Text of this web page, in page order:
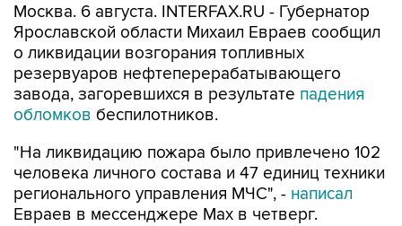
Москва. 6 августа. INTERFAX.RU - Губернатор
Ярославской области Михаил Евраев сообщил
о ликвидации возгорания топливных
резервуаров нефтеперерабатывающего
завода, загоревшихся в результате падения
обломков беспилотников.
"На ликвидацию пожара было привлечено 102
человека личного состава и 47 единиц техники
регионального управления МЧС", - написал
Евраев в мессенджере Мах в четверг.